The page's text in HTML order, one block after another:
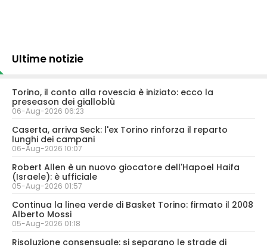
Ultime notizie
Torino, il conto alla rovescia è iniziato: ecco la
preseason dei gialloblù
06-Aug-2026 06:23
Caserta, arriva Seck: l'ex Torino rinforza il reparto
lunghi dei campani
06-Aug-2026 10:07
Robert Allen è un nuovo giocatore dell'Hapoel Haifa
(Israele): è ufficiale
05-Aug-2026 01:57
Continua la linea verde di Basket Torino: firmato il 2008
Alberto Mossi
05-Aug-2026 01:18
Risoluzione consensuale: si separano le strade di